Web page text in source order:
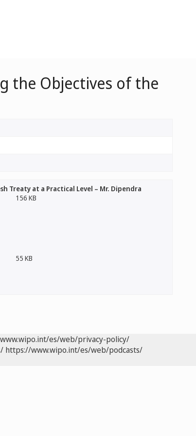
the Objectives of the
Treaty at a Practical Level – Mr. Dipendra
156 KB
55 KB
es/web/privacy-policy/
https://www.wipo.int/es/web/podcasts/